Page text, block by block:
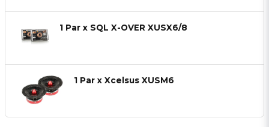
1 Par x SQL X-OVER XUSX6/8
1 Par x Xcelsus XUSM6